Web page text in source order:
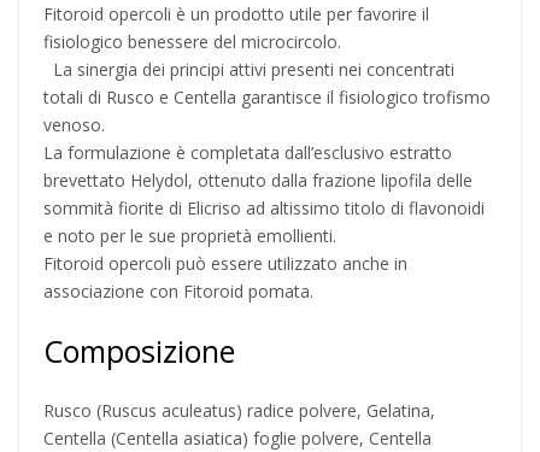
Fitoroid opercoli è un prodotto utile per favorire il
fisiologico benessere del microcircolo.
La sinergia dei principi attivi presenti nei concentrati
totali di Rusco e Centella garantisce il fisiologico trofismo
venoso.
La formulazione è completata dall’esclusivo estratto
brevettato Helydol, ottenuto dalla frazione lipofila delle
sommità fiorite di Elicriso ad altissimo titolo di flavonoidi
e noto per le sue proprietà emollienti.
Fitoroid opercoli può essere utilizzato anche in
associazione con Fitoroid pomata.
Composizione
Rusco (Ruscus aculeatus) radice polvere, Gelatina,
Centella (Centella asiatica) foglie polvere, Centella